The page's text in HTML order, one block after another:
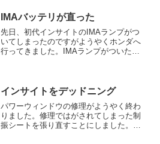
ト」説明書を見たけど傷もコーディング
してくれるのかな？
IMAバッテリが直った
先日、初代インサイトのIMAランプがつ
いてしまったのですがようやくホンダへ
行ってきました。IMAランプがついた日
インサイトをデッドニング
パワーウィンドウの修理がようやく終わ
りました。修理ではがされてしまった制
振シートを張り直すことにしました。制